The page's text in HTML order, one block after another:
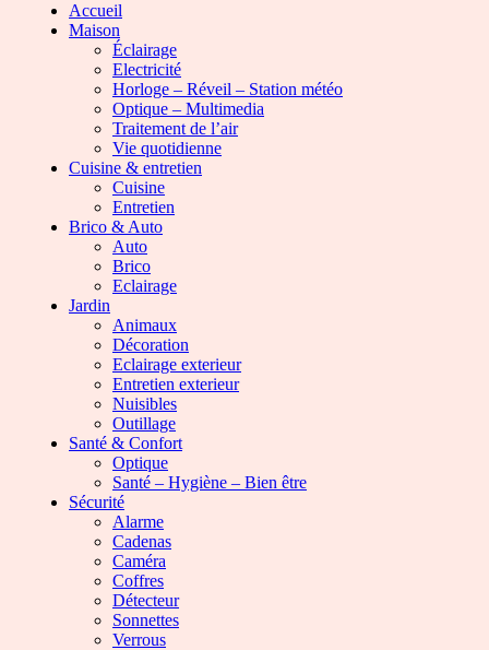
Accueil
Maison
Éclairage
Electricité
Horloge – Réveil – Station météo
Optique – Multimedia
Traitement de l’air
Vie quotidienne
Cuisine & entretien
Cuisine
Entretien
Brico & Auto
Auto
Brico
Eclairage
Jardin
Animaux
Décoration
Eclairage exterieur
Entretien exterieur
Nuisibles
Outillage
Santé & Confort
Optique
Santé – Hygiène – Bien être
Sécurité
Alarme
Cadenas
Caméra
Coffres
Détecteur
Sonnettes
Verrous